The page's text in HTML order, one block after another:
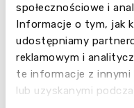
społecznościowe i
Informacje o tym, jak
udostępniamy
reklamowym i
te informacje z innymi
lub uzyskanymi
muzycznych,
młodych ludzi.
sztuki nowoczesnej.
wachlarz kółek
Kadetów, model
nagrodą księcia